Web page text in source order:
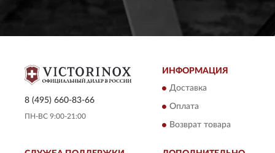
8 (495) 660-83-66
ПН-ВС 9:00-21:00
ИНФОРМАЦИЯ
Доставка
Оплата
Возврат товара